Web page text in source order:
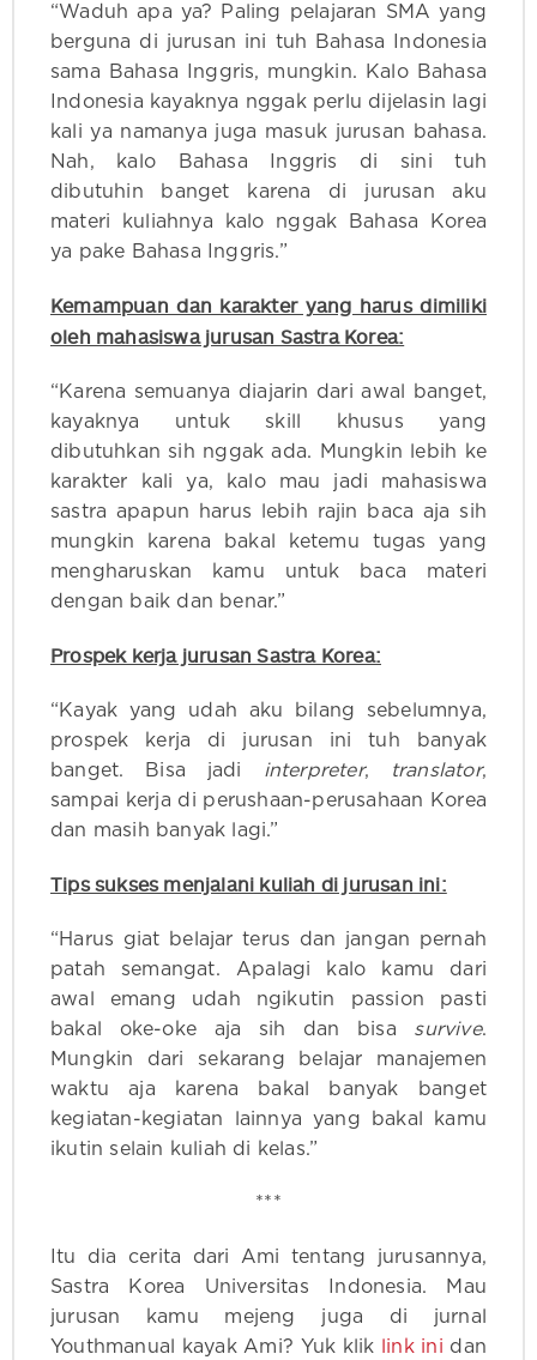
“Waduh apa ya? Paling pelajaran SMA yang
berguna di jurusan ini tuh Bahasa Indonesia
sama Bahasa Inggris, mungkin. Kalo Bahasa
Indonesia kayaknya nggak perlu dijelasin lagi
kali ya namanya juga masuk jurusan bahasa.
Nah, kalo Bahasa Inggris di sini tuh
dibutuhin banget karena di jurusan aku
materi kuliahnya kalo nggak Bahasa Korea
ya pake Bahasa Inggris.”
Kemampuan dan karakter yang harus dimiliki
oleh mahasiswa jurusan Sastra Korea:
“Karena semuanya diajarin dari awal banget,
kayaknya untuk skill khusus yang
dibutuhkan sih nggak ada. Mungkin lebih ke
karakter kali ya, kalo mau jadi mahasiswa
sastra apapun harus lebih rajin baca aja sih
mungkin karena bakal ketemu tugas yang
mengharuskan kamu untuk baca materi
dengan baik dan benar.”
Prospek kerja jurusan Sastra Korea:
“Kayak yang udah aku bilang sebelumnya,
prospek kerja di jurusan ini tuh banyak
banget. Bisa jadi interpreter, translator,
sampai kerja di perushaan-perusahaan Korea
dan masih banyak lagi.”
Tips sukses menjalani kuliah di jurusan ini:
“Harus giat belajar terus dan jangan pernah
patah semangat. Apalagi kalo kamu dari
awal emang udah ngikutin passion pasti
bakal oke-oke aja sih dan bisa survive.
Mungkin dari sekarang belajar manajemen
waktu aja karena bakal banyak banget
kegiatan-kegiatan lainnya yang bakal kamu
ikutin selain kuliah di kelas.”
***
Itu dia cerita dari Ami tentang jurusannya,
Sastra Korea Universitas Indonesia. Mau
jurusan kamu mejeng juga di jurnal
Youthmanual kayak Ami? Yuk klik
link ini dan